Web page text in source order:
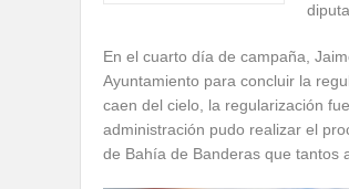
En el cuarto día de campaña,
Ayuntamiento para concluir la
caen del cielo, la regularización
administración pudo realizar el
de Bahía de Banderas que tantos